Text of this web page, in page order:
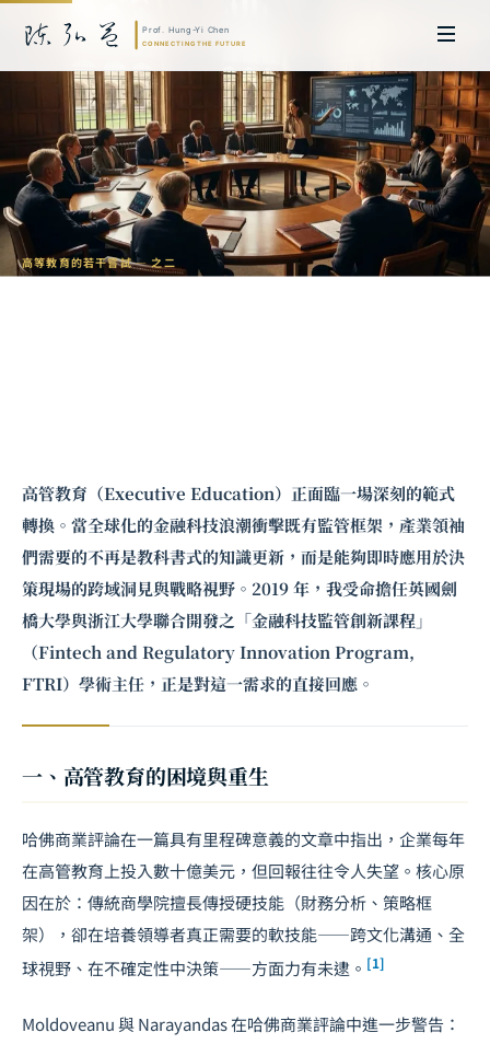
高等教育的若干嘗試 — 之二
高管教育（Executive Education）正面臨一場深刻的範式
轉換。當全球化的金融科技浪潮衝擊既有監管框架，產業領袖
們需要的不再是教科書式的知識更新，而是能夠即時應用於決
策現場的跨域洞見與戰略視野。2019 年，我受命擔任英國劍
橋大學與浙江大學聯合開發之「金融科技監管創新課程」
（Fintech and Regulatory Innovation Program,
FTRI）學術主任，正是對這一需求的直接回應。
一、高管教育的困境與重生
哈佛商業評論在一篇具有里程碑意義的文章中指出，企業每年
在高管教育上投入數十億美元，但回報往往令人失望。核心原
因在於：傳統商學院擅長傳授硬技能（財務分析、策略框
架），卻在培養領導者真正需要的軟技能——跨文化溝通、全
球視野、在不確定性中決策——方面力有未逮。 [1]
Moldoveanu 與 Narayandas 在哈佛商業評論中進一步警告：